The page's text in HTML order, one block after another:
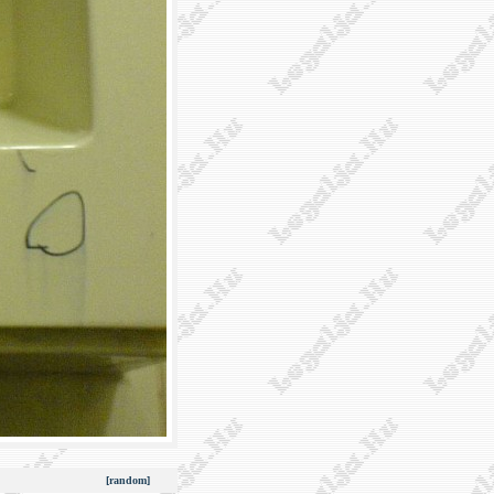
[random]